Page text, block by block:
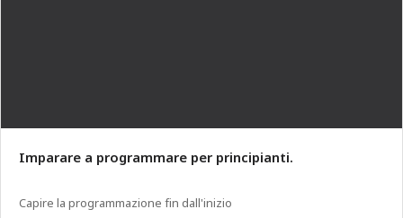
Imparare a programmare per principianti.
Capire la programmazione fin dall'inizio